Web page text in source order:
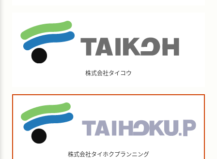
株式会社タイコウ
株式会社タイホクプランニング